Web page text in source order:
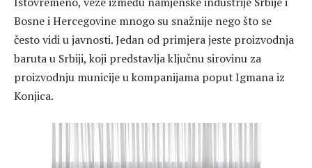
Bosne i Hercegovine mnogo su snažnije nego što se
često vidi u javnosti. Jedan od primjera jeste proizvodnja
baruta u Srbiji, koji predstavlja ključnu sirovinu za
proizvodnju municije u kompanijama poput Igmana iz
Konjica.